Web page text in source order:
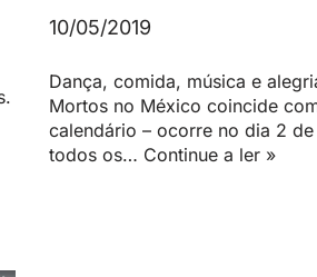
10/05/2019
Dança, comida, música e
Mortos no México coincide
calendário – ocorre no dia 2
todos os… Continue a ler »